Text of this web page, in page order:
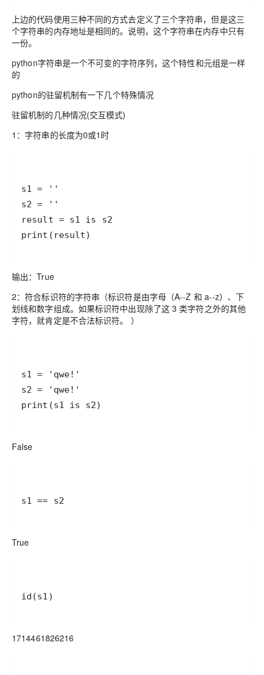
上边的代码使用三种不同的方式去定义了三个字符串，但是这三
个字符串的内存地址是相同的。说明，这个字符串在内存中只有
一份。
python字符串是一个不可变的字符序列，这个特性和元组是一样
的
python的驻留机制有一下几个特殊情况
驻留机制的几种情况(交互模式)
1：字符串的长度为0或1时
print(result)
输出：True
2：符合标识符的字符串（标识符是由字母（A--Z 和 a--z）、下
划线和数字组成。如果标识符中出现除了这 3 类字符之外的其他
字符，就肯定是不合法标识符。 ）
print(s1 is s2)
False
s1 == s2
True
id(s1)
1714461826216